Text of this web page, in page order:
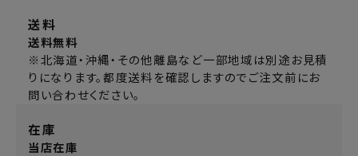
送料
送料無料
※北海道・沖縄・その他離島など一部地域は別途お見積
りになります。都度送料を確認しますのでご注文前にお
問い合わせください。
在庫
当店在庫